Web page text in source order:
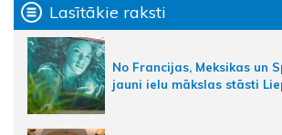
Lasītākie raksti
No Francijas, Meksikas un
jauni ielu mākslas stāsti